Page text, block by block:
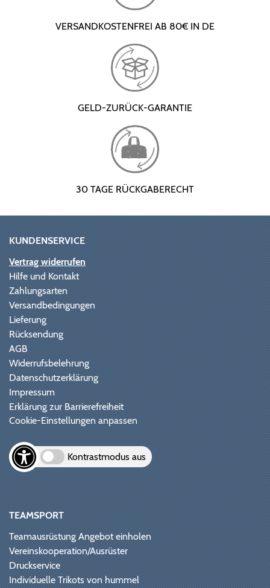
VERSANDKOSTENFREI AB 80€ IN DE
GELD-ZURÜCK-GARANTIE
30 TAGE RÜCKGABERECHT
KUNDENSERVICE
Vertrag widerrufen
Hilfe und Kontakt
Zahlungsarten
Versandbedingungen
Lieferung
Rücksendung
AGB
Widerrufsbelehrung
Datenschutzerklärung
Impressum
Erklärung zur Barrierefreiheit
Cookie-Einstellungen anpassen
Kontrastmodus aus
TEAMSPORT
Teamausrüstung Angebot einholen
Vereinskooperation/Ausrüster
Druckservice
Individuelle Trikots von hummel